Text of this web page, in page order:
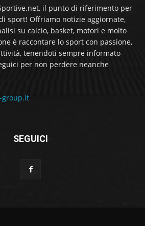
il punto di riferimento per
sport! Offriamo notizie aggiornate,
su calcio, basket, motori e molto
è raccontare lo sport con passione,
tenendoti sempre informato
per non perdere neanche
group.it
SEGUICI